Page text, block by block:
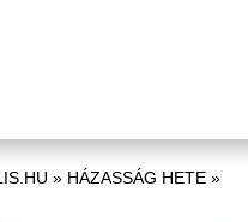
» HÁZASSÁG HETE»